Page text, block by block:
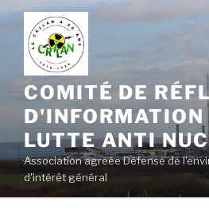
Aller
contenu
principal
COMITÉ DE
D'INFORMATION
LUTTE ANTI
Association agréée Défense de
d'intérêt général